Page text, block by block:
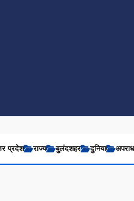
प्रदेश राज्य बुलंदशहर दुनिया अपराध